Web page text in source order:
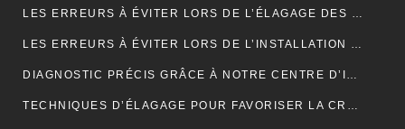
LES ERREURS À ÉVITER LORS DE L’ÉLAGAGE DES JEUNES ARBRES
LES ERREURS À ÉVITER LORS DE L’INSTALLATION D’UNE NOUVELLE TOITURE
DIAGNOSTIC PRÉCIS GRÂCE À NOTRE CENTRE D’IMAGERIE ET SCANNER MODERNE
TECHNIQUES D’ÉLAGAGE POUR FAVORISER LA CROISSANCE DES ARBRES